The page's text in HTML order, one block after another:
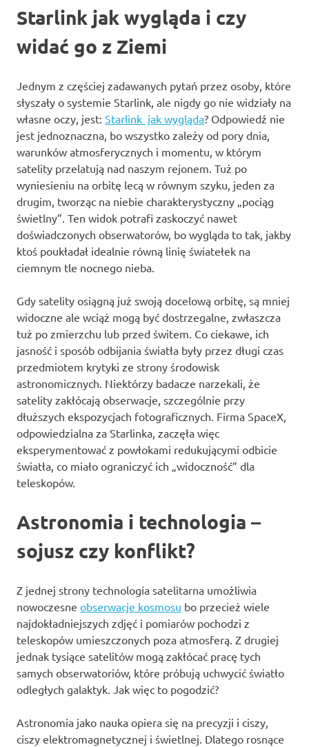
Starlink jak wygląda i czy
widać go z Ziemi
Jednym z częściej zadawanych pytań przez osoby, które
słyszały o systemie Starlink, ale nigdy go nie widziały na
własne oczy, jest: Starlink jak wygląda? Odpowiedź nie
jest jednoznaczna, bo wszystko zależy od pory dnia,
warunków atmosferycznych i momentu, w którym
satelity przelatują nad naszym rejonem. Tuż po
wyniesieniu na orbitę lecą w równym szyku, jeden za
drugim, tworząc na niebie charakterystyczny „pociąg
świetlny”. Ten widok potrafi zaskoczyć nawet
doświadczonych obserwatorów, bo wygląda to tak, jakby
ktoś poukładał idealnie równą linię światełek na
ciemnym tle nocnego nieba.
Gdy satelity osiągną już swoją docelową orbitę, są mniej
widoczne ale wciąż mogą być dostrzegalne, zwłaszcza
tuż po zmierzchu lub przed świtem. Co ciekawe, ich
jasność i sposób odbijania światła były przez długi czas
przedmiotem krytyki ze strony środowisk
astronomicznych. Niektórzy badacze narzekali, że
satelity zakłócają obserwacje, szczególnie przy
dłuższych ekspozycjach fotograficznych. Firma SpaceX,
odpowiedzialna za Starlinka, zaczęła więc
eksperymentować z powłokami redukującymi odbicie
światła, co miało ograniczyć ich „widoczność” dla
teleskopów.
Astronomia i technologia –
sojusz czy konflikt?
Z jednej strony technologia satelitarna umożliwia
nowoczesne obserwacje kosmosu bo przecież wiele
najdokładniejszych zdjęć i pomiarów pochodzi z
teleskopów umieszczonych poza atmosferą. Z drugiej
jednak tysiące satelitów mogą zakłócać pracę tych
samych obserwatoriów, które próbują uchwycić światło
odległych galaktyk. Jak więc to pogodzić?
Astronomia jako nauka opiera się na precyzji i ciszy,
ciszy elektromagnetycznej i świetlnej. Dlatego rosnące